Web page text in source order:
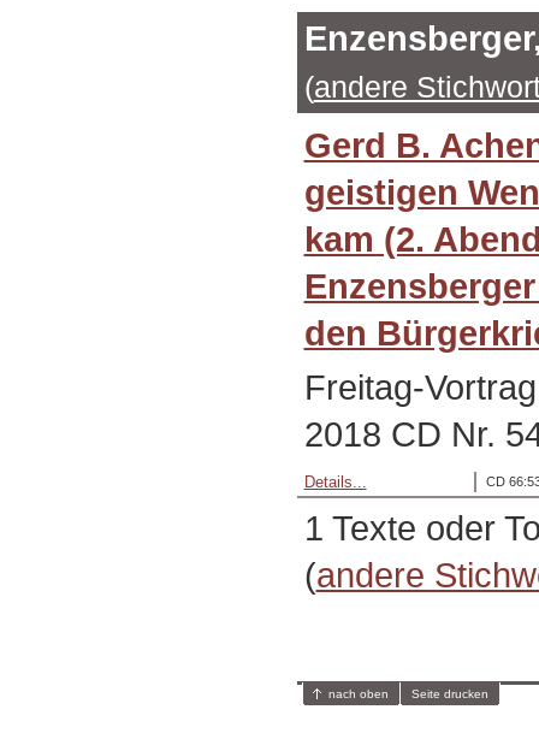
(andere
Gerd B.
geistigen
kam (2.
den
Freitag-
2018 CD Nr.
CD
Details...
1 Texte oder
(andere
nach oben Seite drucken